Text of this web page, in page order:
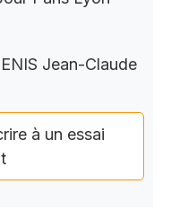
Jean-Claude
à un essai